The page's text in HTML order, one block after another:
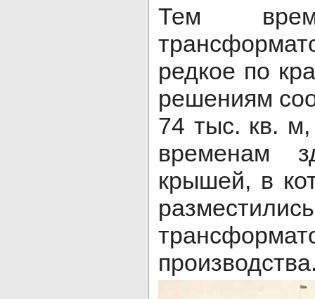
Тем
редкое по
решениям
74 тыс. кв.
временам
крышей, в